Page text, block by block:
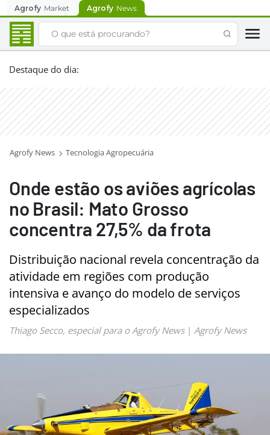
Agrofy Market Agrofy News
Destaque do dia:
Agrofy News Tecnologia Agropecuária
Onde estão os aviões agrícolas
no Brasil: Mato Grosso
concentra 27,5% da frota
Distribuição nacional revela concentração da
atividade em regiões com produção
intensiva e avanço do modelo de serviços
especializados
Thiago Secco, especial para o Agrofy News| Agrofy News